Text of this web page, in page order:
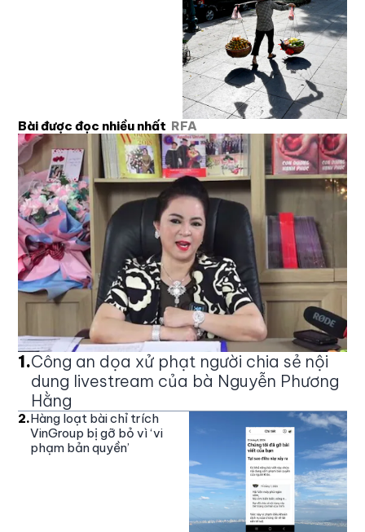
Bài được đọc nhiều nhất RFA
1.Công an dọa xử phạt người chia sẻ nội
dung livestream của bà Nguyễn Phương
Hằng
2.Hàng loạt bài chỉ trích
VinGroup bị gỡ bỏ vì ‘vi
phạm bản quyền’